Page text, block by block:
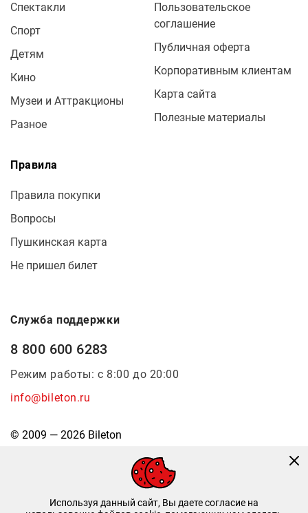
Спектакли
Спорт
Детям
Кино
Музеи и Аттракционы
Разное
Пользовательское
соглашение
Публичная оферта
Корпоративным клиентам
Карта сайта
Полезные материалы
Правила
Правила покупки
Вопросы
Пушкинская карта
Не пришел билет
Служба поддержки
8 800 600 6283
Режим работы: с 8:00 до 20:00
info@bileton.ru
© 2009 — 2026 Bileton
Используя данный сайт, Вы даете согласие на